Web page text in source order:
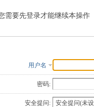
需要先登录才能继续本操作
用户名
密码:
安全提问: